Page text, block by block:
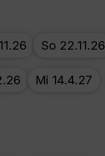
So 22.11.26
Mi 14.4.27